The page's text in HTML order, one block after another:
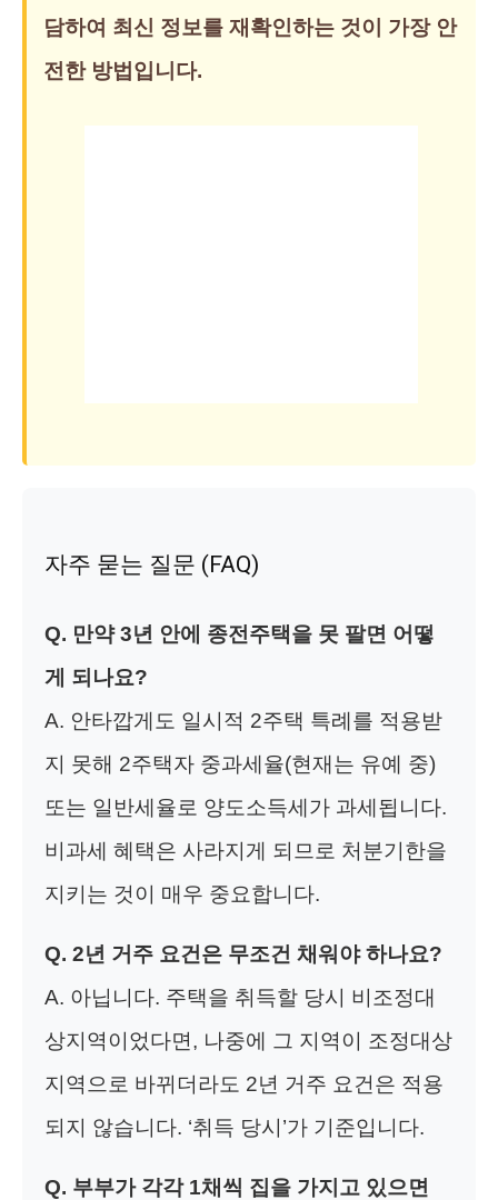
담하여 최신 정보를 재확인하는 것이 가장 안
전한 방법입니다.
자주 묻는 질문 (FAQ)
Q. 만약 3년 안에 종전주택을 못 팔면 어떻
게 되나요?
A. 안타깝게도 일시적 2주택 특례를 적용받
지 못해 2주택자 중과세율(현재는 유예 중)
또는 일반세율로 양도소득세가 과세됩니다.
비과세 혜택은 사라지게 되므로 처분기한을
지키는 것이 매우 중요합니다.
Q. 2년 거주 요건은 무조건 채워야 하나요?
A. 아닙니다. 주택을 취득할 당시 비조정대
상지역이었다면, 나중에 그 지역이 조정대상
지역으로 바뀌더라도 2년 거주 요건은 적용
되지 않습니다. ‘취득 당시’가 기준입니다.
Q. 부부가 각각 1채씩 집을 가지고 있으면